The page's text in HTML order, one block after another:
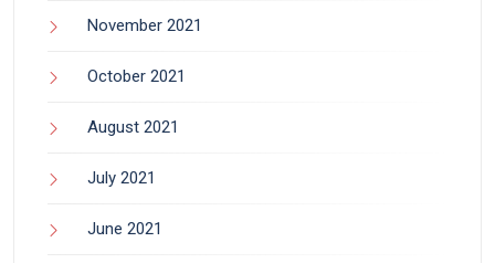
November 2021
October 2021
August 2021
July 2021
June 2021